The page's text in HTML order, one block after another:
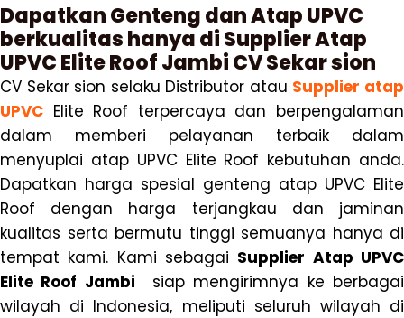
Dapatkan Genteng dan Atap UPVC
berkualitas hanya di Supplier Atap
UPVC Elite Roof Jambi CV Sekar sion
CV Sekar sion selaku Distributor atau Supplier atap
UPVC Elite Roof terpercaya dan berpengalaman
dalam memberi pelayanan terbaik dalam
menyuplai atap UPVC Elite Roof kebutuhan anda.
Dapatkan harga spesial genteng atap UPVC Elite
Roof dengan harga terjangkau dan jaminan
kualitas serta bermutu tinggi semuanya hanya di
tempat kami. Kami sebagai Supplier Atap UPVC
Elite Roof Jambi siap mengirimnya ke berbagai
wilayah di Indonesia, meliputi seluruh wilayah di